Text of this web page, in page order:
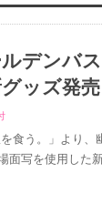
デンバ
ッズ発売
食う。」より、
面写を使用した